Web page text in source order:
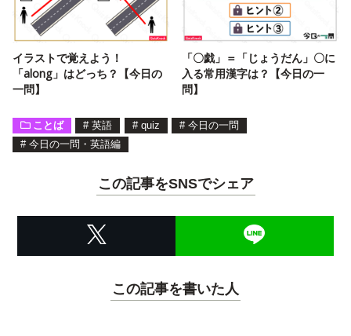
イラストで覚えよう！
「along」はどっち？【今日の
一問】
「〇戯」＝「じょうだん」〇に
入る常用漢字は？【今日の一
問】
ことば # 英語 # quiz # 今日の一問
# 今日の一問・英語編
この記事をSNSでシェア
この記事を書いた人